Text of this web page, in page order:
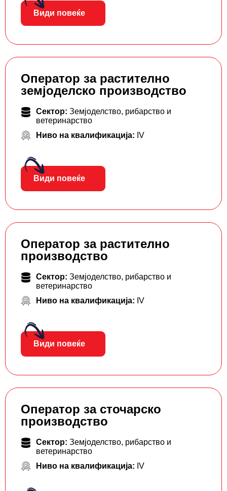
Види повеќе
Оператор за растително
земјоделско производство
Сектор: Земјоделство, рибарство и
ветеринарство
Ниво на квалификација: IV
Види повеќе
Оператор за растително
производство
Сектор: Земјоделство, рибарство и
ветеринарство
Ниво на квалификација: IV
Види повеќе
Оператор за сточарско
производство
Сектор: Земјоделство, рибарство и
ветеринарство
Ниво на квалификација: IV